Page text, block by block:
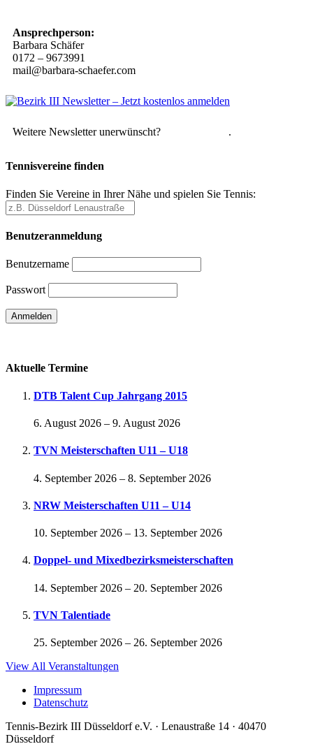
Ansprechperson:
Barbara Schäfer
0172 – 9673991
mail@barbara-schaefer.com
Weitere Newsletter unerwünscht? .
Tennisvereine finden
Finden Sie Vereine in Ihrer Nähe und spielen Sie Tennis:
Benutzeranmeldung
Benutzername
Passwort
Aktuelle Termine
DTB Talent Cup Jahrgang 2015
6. August 2026 – 9. August 2026
TVN Meisterschaften U11 – U18
4. September 2026 – 8. September 2026
NRW Meisterschaften U11 – U14
10. September 2026 – 13. September 2026
Doppel- und Mixedbezirksmeisterschaften
14. September 2026 – 20. September 2026
TVN Talentiade
25. September 2026 – 26. September 2026
View All Veranstaltungen
Impressum
Datenschutz
Tennis-Bezirk III Düsseldorf e.V. · Lenaustraße 14 · 40470
Düsseldorf